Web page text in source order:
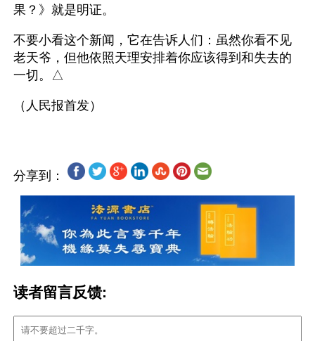
果？》就是明证。
不要小看这个新闻，它在告诉人们：虽然你看不见
老天爷，但他依照天理安排着你应该得到和失去的
一切。△
分享到：
读者留言反馈: